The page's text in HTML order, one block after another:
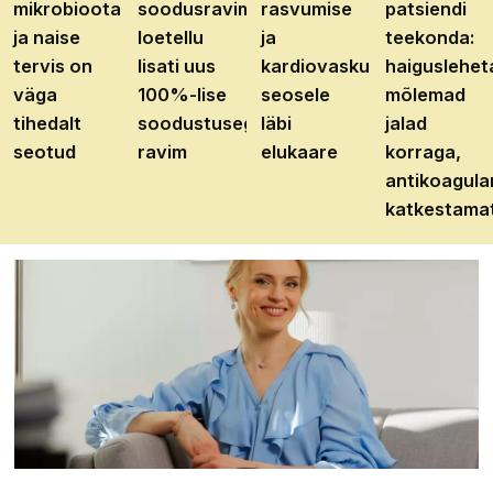
mikrobioota
ja naise
tervis on
väga
tihedalt
seotud
soodusravimite
loetellu
lisati uus
100%-lise
soodustusega
ravim
rasvumise
ja
kardiovaskulaarhaiguste
seosele
läbi
elukaare
patsiendi
teekonda:
mõlemad
jalad
korraga,